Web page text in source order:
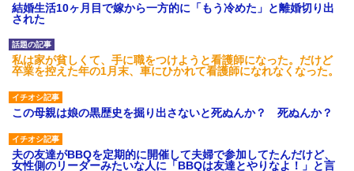
結婚生活10ヶ月目で嫁から一方的に「もう冷めた」と離婚切り出
された
私は家が貧しくて、手に職をつけようと看護師になった。だけど
卒業を控えた年の1月末、車にひかれて看護師になれなくなった。
この母親は娘の黒歴史を掘り出さないと死ぬんか？ 死ぬんか？
夫の友達がBBQを定期的に開催して夫婦で参加してたんだけど、
女性側のリーダーみたいな人に「BBQは友達とやりなよ！」と言